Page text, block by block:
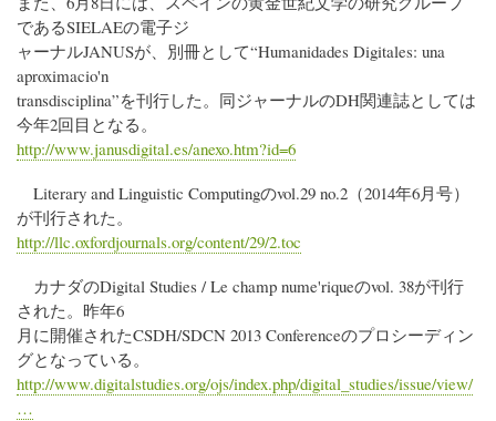
であるSIELAEの電子ジ
ャーナルJANUSが、別冊として“Humanidades Digitales: una
aproximacio'n
transdisciplina”を刊行した。同ジャーナルのDH関連誌としては
今年2回目となる。
http://www.janusdigital.es/anexo.htm?id=6
Literary and Linguistic Computingのvol.29 no.2（2014年6月号）
が刊行された。
http://llc.oxfordjournals.org/content/29/2.toc
カナダのDigital Studies / Le champ nume'riqueのvol. 38が刊行
された。昨年6
月に開催されたCSDH/SDCN 2013 Conferenceのプロシーディン
グとなっている。
http://www.digitalstudies.org/ojs/index.php/digital_studies/issue/view/
…